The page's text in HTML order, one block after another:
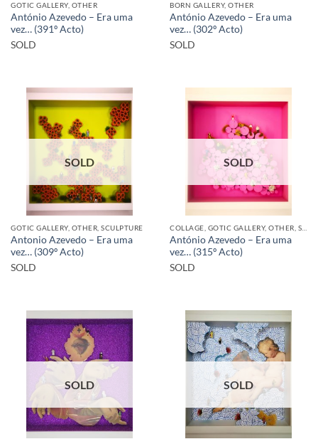
GOTIC GALLERY, OTHER
António Azevedo – Era uma
vez… (391º Acto)
SOLD
BORN GALLERY, OTHER
António Azevedo – Era uma
vez… (302º Acto)
SOLD
SOLD
GOTIC GALLERY, OTHER, SCULPTURE
Antonio Azevedo – Era uma
vez… (309º Acto)
SOLD
SOLD
António Azevedo – Era uma
vez… (315º Acto)
SOLD
SOLD SOLD